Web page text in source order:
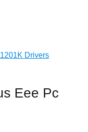
Drivers
Eee Pc